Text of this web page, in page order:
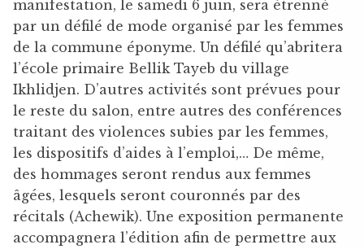
manifestation, le samedi 6 juin, sera étrenné
par un défilé de mode organisé par les femmes
de la commune éponyme. Un défilé qu’abritera
l’école primaire Bellik Tayeb du village
Ikhlidjen. D’autres activités sont prévues pour
le reste du salon, entre autres des conférences
traitant des violences subies par les femmes,
les dispositifs d’aides à l’emploi,… De même,
des hommages seront rendus aux femmes
âgées, lesquels seront couronnés par des
récitals (Achewik). Une exposition permanente
accompagnera l’édition afin de permettre aux